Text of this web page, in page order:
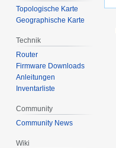
Topologische Karte
Geographische Karte
Technik
Router
Firmware Downloads
Anleitungen
Inventarliste
Community
Community News
Wiki